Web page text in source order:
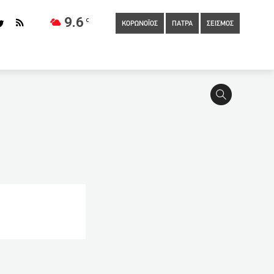
9.6 C
ΚΟΡΩΝΟΪΟΣ ΠΑΤΡΑ ΣΕΙΣΜΟΣ
της ΥΠΑ και κεραίες κινητής τηλεφωνίας στη Ρόδο
10:50